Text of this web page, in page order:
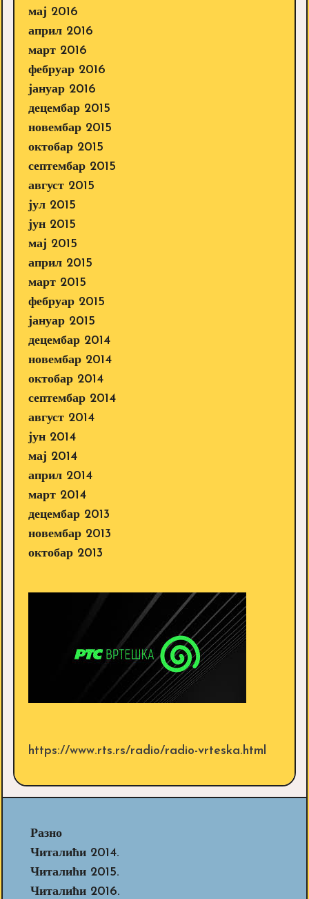
мај 2016
април 2016
март 2016
фебруар 2016
јануар 2016
децембар 2015
новембар 2015
октобар 2015
септембар 2015
август 2015
јул 2015
јун 2015
мај 2015
април 2015
март 2015
фебруар 2015
јануар 2015
децембар 2014
новембар 2014
октобар 2014
септембар 2014
август 2014
јун 2014
мај 2014
април 2014
март 2014
децембар 2013
новембар 2013
октобар 2013
https://www.rts.rs/radio/radio-vrteska.html
Разно
Читалићи 2014.
Читалићи 2015.
Читалићи 2016.